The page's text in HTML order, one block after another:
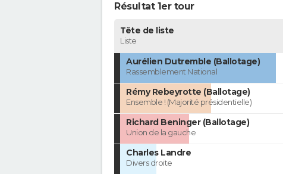
Résultat 1er tour
Tête de liste
Liste
Aurélien Dutremble (Ballotage)
Rassemblement National
Rémy Rebeyrotte (Ballotage)
Ensemble ! (Majorité présidentielle)
Richard Beninger (Ballotage)
Union de la gauche
Charles Landre
Divers droite